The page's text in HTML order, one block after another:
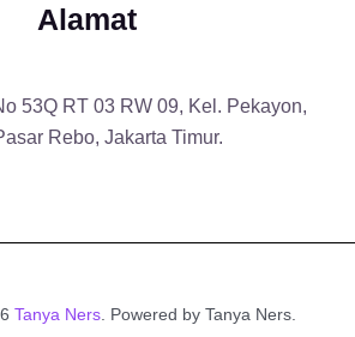
Alamat
53Q RT 03 RW 09, Kel. Pekayon,
Rebo, Jakarta Timur.
Tanya Ners . Powered by Tanya Ners.